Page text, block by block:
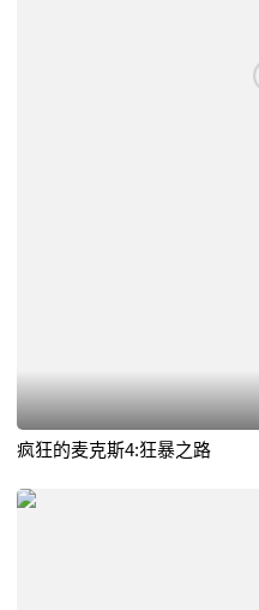
疯狂的麦克斯4:狂暴之路